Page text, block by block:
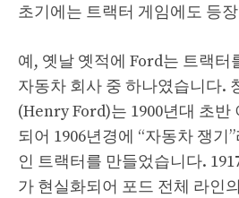
초기에는 트랙터 게임에도 등
예, 옛날 옛적에 Ford는 트랙터
자동차 회사 중 하나였습니다.
(Henry Ford)는 1900년대 초반
되어 1906년경에 “자동차 쟁기
인 트랙터를 만들었습니다.
가 현실화되어 포드 전체 라인